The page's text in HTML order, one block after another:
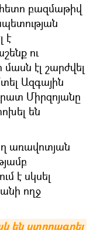
բազմաթիվ
է
ու
էլ շարժվել
Ազգային
Միրզոյանը
են
առավոտյան
է սկսել
ողջ
են ստորագրել